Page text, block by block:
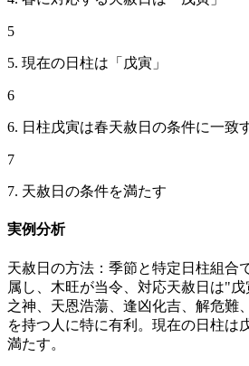
5
5. 現在の日柱は「戊寅」
6
6. 日柱戊寅は春天赦日の条件に一致
7
7. 天赦日の条件を満たす
実例分析
天赦日の方法：季節と特定日柱組合
属し、木旺が当令、対応天赦日は"
之神、天恩浩蕩、逢凶化吉、解危難
を持つ人に特に有利。現在の日柱は
満たす。